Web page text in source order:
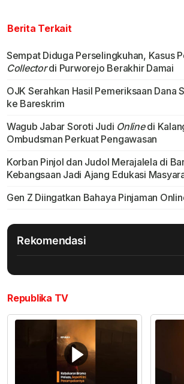
Berita Terkait
Sempat Diduga Perselingkuhan, Kasus
Collectordi Purworejo Berakhir Damai
OJK Serahkan Hasil Pemeriksaan Dana
ke Bareskrim
Wagub Jabar Soroti Judi Onlinedi
Ombudsman Perkuat Pengawasan
Korban Pinjol dan Judol Merajalela di
Kebangsaan Jadi Ajang Edukasi
Gen Z Diingatkan Bahaya Pinjaman
Rekomendasi
Republika TV